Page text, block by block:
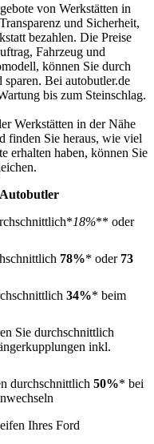
von Werkstätten in
und Sicherheit,
bezahlen. Die Preise
Fahrzeug und
können Sie durch
Bei autobutler.de
bis zum Steinschlag.
Werkstätten in der Nähe
finden Sie heraus, wie viel
erhalten haben, können Sie
18%** oder
78%* oder 73
34%* beim
Sie durchschnittlich
inkl.
durchschnittlich 50%* bei
Ihres Ford